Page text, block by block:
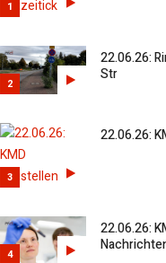
1
2
22.06.26:
Str
3
22.06.26:
4
22.06.26: